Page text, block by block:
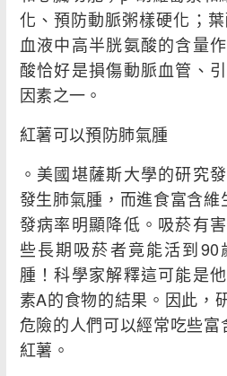
化、預防動脈粥樣硬化；
血液中高半胱氨酸的含量
酸恰好是損傷動脈血管、
因素之一。
紅薯可以預防肺氣腫
。美國堪薩斯大學的研究
發生肺氣腫，而進食富含
發病率明顯降低。吸菸有
些長期吸菸者竟能活到
腫！科學家解釋這可能是
素A的食物的結果。因此，
危險的人們可以經常吃些
紅薯。